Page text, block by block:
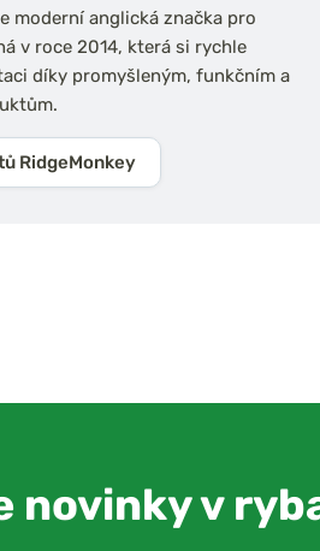
moderní anglická značka pro
v roce 2014, která si rychle
díky promyšleným, funkčním a
RidgeMonkey
novinky v